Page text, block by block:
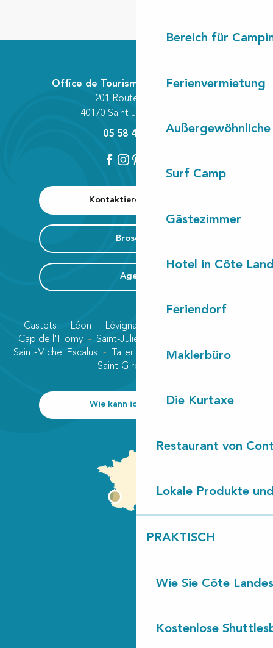
Bereich für
Ferienvermietung
Surf Camp
Gästezimmer
Hotel in Côte
Feriendorf
Maklerbüro
Die Kurtaxe
Restaurant von
Lokale Produkte
PRAKTISCH
Wie Sie Côte
Kostenlose
Kontaktieren Sie uns
Broschüre
Agenda
Office de Tourisme Communautaire
201 Route des Lacs
40170 Saint-Julien-en-Born
05 58 42 89 80
Castets Léon Lévignacq
Cap de l'Homy
Saint-Julien-en-Born
Saint-Michel Escalus
Taller
Vielle-Saint-Girons
Saint-Girons plage
Wie kann ich kommen?